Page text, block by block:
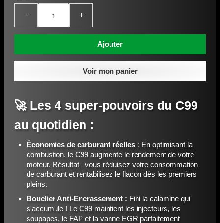
− +
Ajouter
Voir mon panier
🚀 Les 4 super-pouvoirs du C99
au quotidien :
Économies de carburant réelles : En optimisant la
combustion, le C99 augmente le rendement de votre
moteur. Résultat : vous réduisez votre consommation
de carburant et rentabilisez le flacon dès les premiers
pleins.
Bouclier Anti-Encrassement : Fini la calamine qui
s'accumule ! Le C99 maintient les injecteurs, les
soupapes, le FAP et la vanne EGR parfaitement